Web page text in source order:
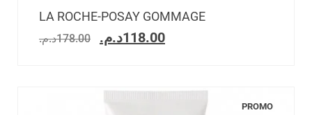
LA ROCHE-POSAY GOMMAGE
178.00د.م. 118.00د.م.
PROMO